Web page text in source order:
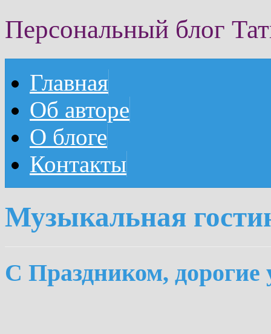
Персональный блог
Главная
Об авторе
О блоге
Контакты
Музыкальная
С Праздником, дорогие